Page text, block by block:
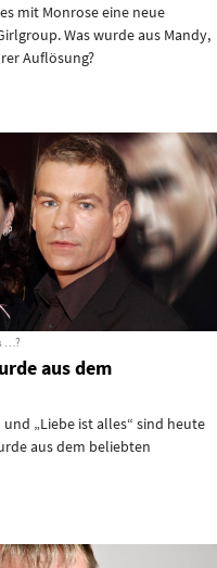
mit Monrose eine neue
Was wurde aus Mandy,
Auflösung?
…?
aus dem
„Liebe ist alles“ sind heute
aus dem beliebten